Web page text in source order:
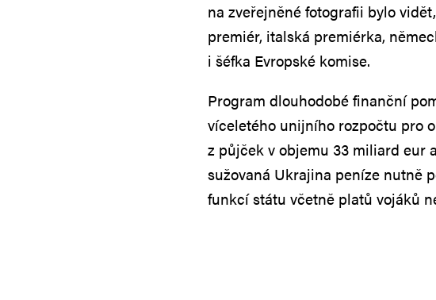
na zveřejněné fotografii bylo
premiér, italská premiérka,
i šéfka Evropské komise.
Program dlouhodobé finanční
víceletého unijního rozpočtu pro
z půjček v objemu 33 miliard eur
sužovaná Ukrajina peníze nutně
funkcí státu včetně platů vojáků